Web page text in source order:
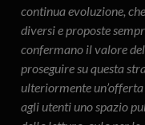
continua evoluzione,
diversi e proposte
confermano il valore
proseguire su questa
ulteriormente
agli utenti uno spazio